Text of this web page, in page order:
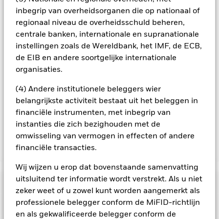
inbegrip van overheidsorganen die op nationaal of
regionaal niveau de overheidsschuld beheren,
centrale banken, internationale en supranationale
instellingen zoals de Wereldbank, het IMF, de ECB,
de EIB en andere soortgelijke internationale
organisaties.
(4) Andere institutionele beleggers wier
belangrijkste activiteit bestaat uit het beleggen in
financiële instrumenten, met inbegrip van
instanties die zich bezighouden met de
omwisseling van vermogen in effecten of andere
financiële transacties.
Wij wijzen u erop dat bovenstaande samenvatting
uitsluitend ter informatie wordt verstrekt. Als u niet
zeker weet of u zowel kunt worden aangemerkt als
professionele belegger conform de MiFID-richtlijn
en als gekwalificeerde belegger conform de
aangegeven door het woord 'Hedged' in de naam van de
aandelenklasse. Daarnaast is een volledige lijst van alle
aandelenklassen met valutahedging op aanvraag
verkrijgbaar bij de beheermaatschappij van het fonds.
In de mate waarin het Fonds effecten uitleent om zijn kosten
te reduceren, ontvangt het Fonds 62,5% van de hiermee
goede aan BlackRock als effectenuitleenagent. Aangezien de
verdeling van opbrengsten uit effectenleningen de
exploitatiekosten van het Fonds niet verhoogt, is deze niet in
BGF Global Bond Income Fund
Risicometer
Performance